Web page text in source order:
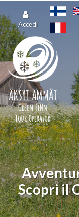
Vai al contenuto
Accedi
Scopri il